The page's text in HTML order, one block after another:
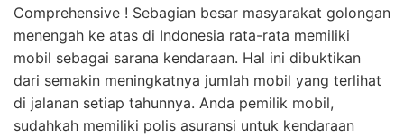
Comprehensive ! Sebagian besar masyarakat golongan
menengah ke atas di Indonesia rata-rata memiliki
mobil sebagai sarana kendaraan. Hal ini dibuktikan
dari semakin meningkatnya jumlah mobil yang terlihat
di jalanan setiap tahunnya. Anda pemilik mobil,
sudahkah memiliki polis asuransi untuk kendaraan